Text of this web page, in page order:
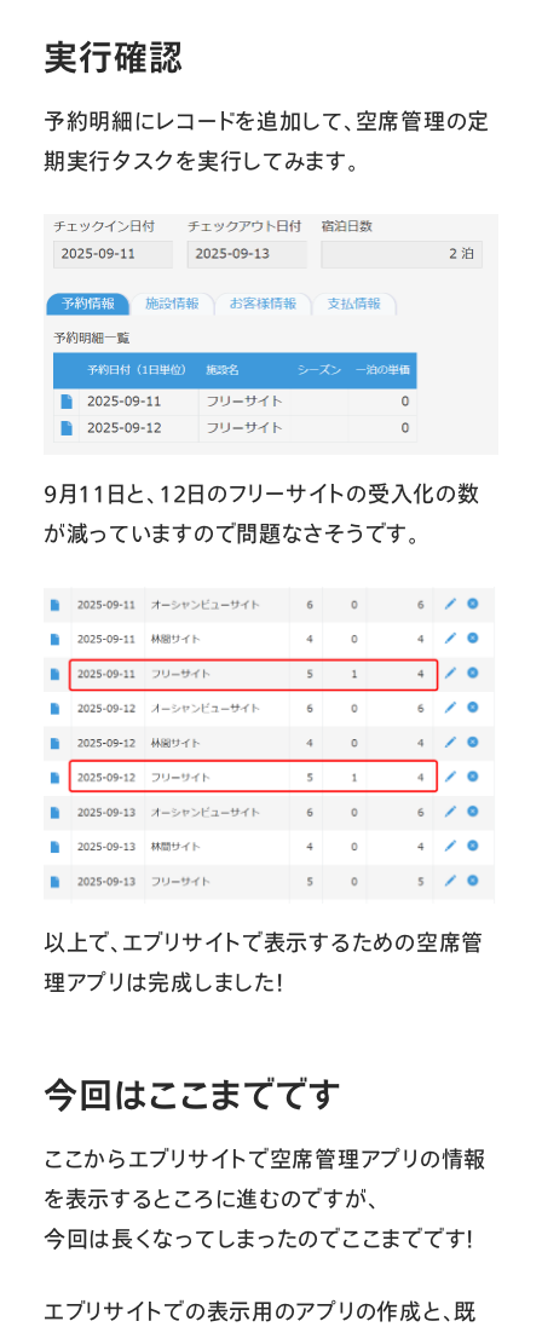
実行確認
予約明細にレコードを追加して、空席管理の定
期実行タスクを実行してみます。
9月11日と、12日のフリーサイトの受入化の数
が減っていますので問題なさそうです。
以上で、エブリサイトで表示するための空席管
理アプリは完成しました！
今回はここまでです
ここからエブリサイトで空席管理アプリの情報
を表示するところに進むのですが、
今回は長くなってしまったのでここまでです！
エブリサイトでの表示用のアプリの作成と、既